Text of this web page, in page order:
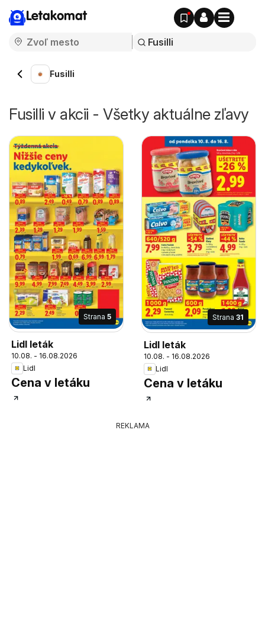
Letakomat
Fusilli
Fusilli v akcii - Všetky aktuálne zľavy
Strana 5
Lidl leták
10.08. - 16.08.2026
Lidl
Cena v letáku
Strana 31
Lidl leták
10.08. - 16.08.2026
Lidl
Cena v letáku
REKLAMA